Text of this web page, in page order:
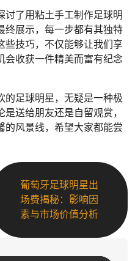
讨了用粘土手工制作足球明
终展示，每一步都有其独特
些技巧，不仅能够让我们享
会收获一件精美而富有纪念
的足球明星，无疑是一种极
送给朋友还是自留观赏，
的风景线，希望大家都能尝
葡萄牙足球明星出
场费揭秘：影响因
素与市场价值分析